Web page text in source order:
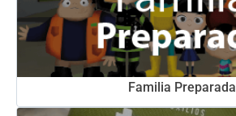
Familia Preparada